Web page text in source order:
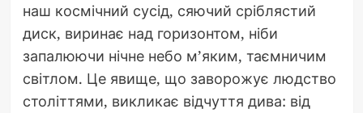
наш космічний сусід, сяючий сріблястий
диск, виринає над горизонтом, ніби
запалюючи нічне небо м’яким, таємничим
світлом. Це явище, що заворожує людство
століттями, викликає відчуття дива: від